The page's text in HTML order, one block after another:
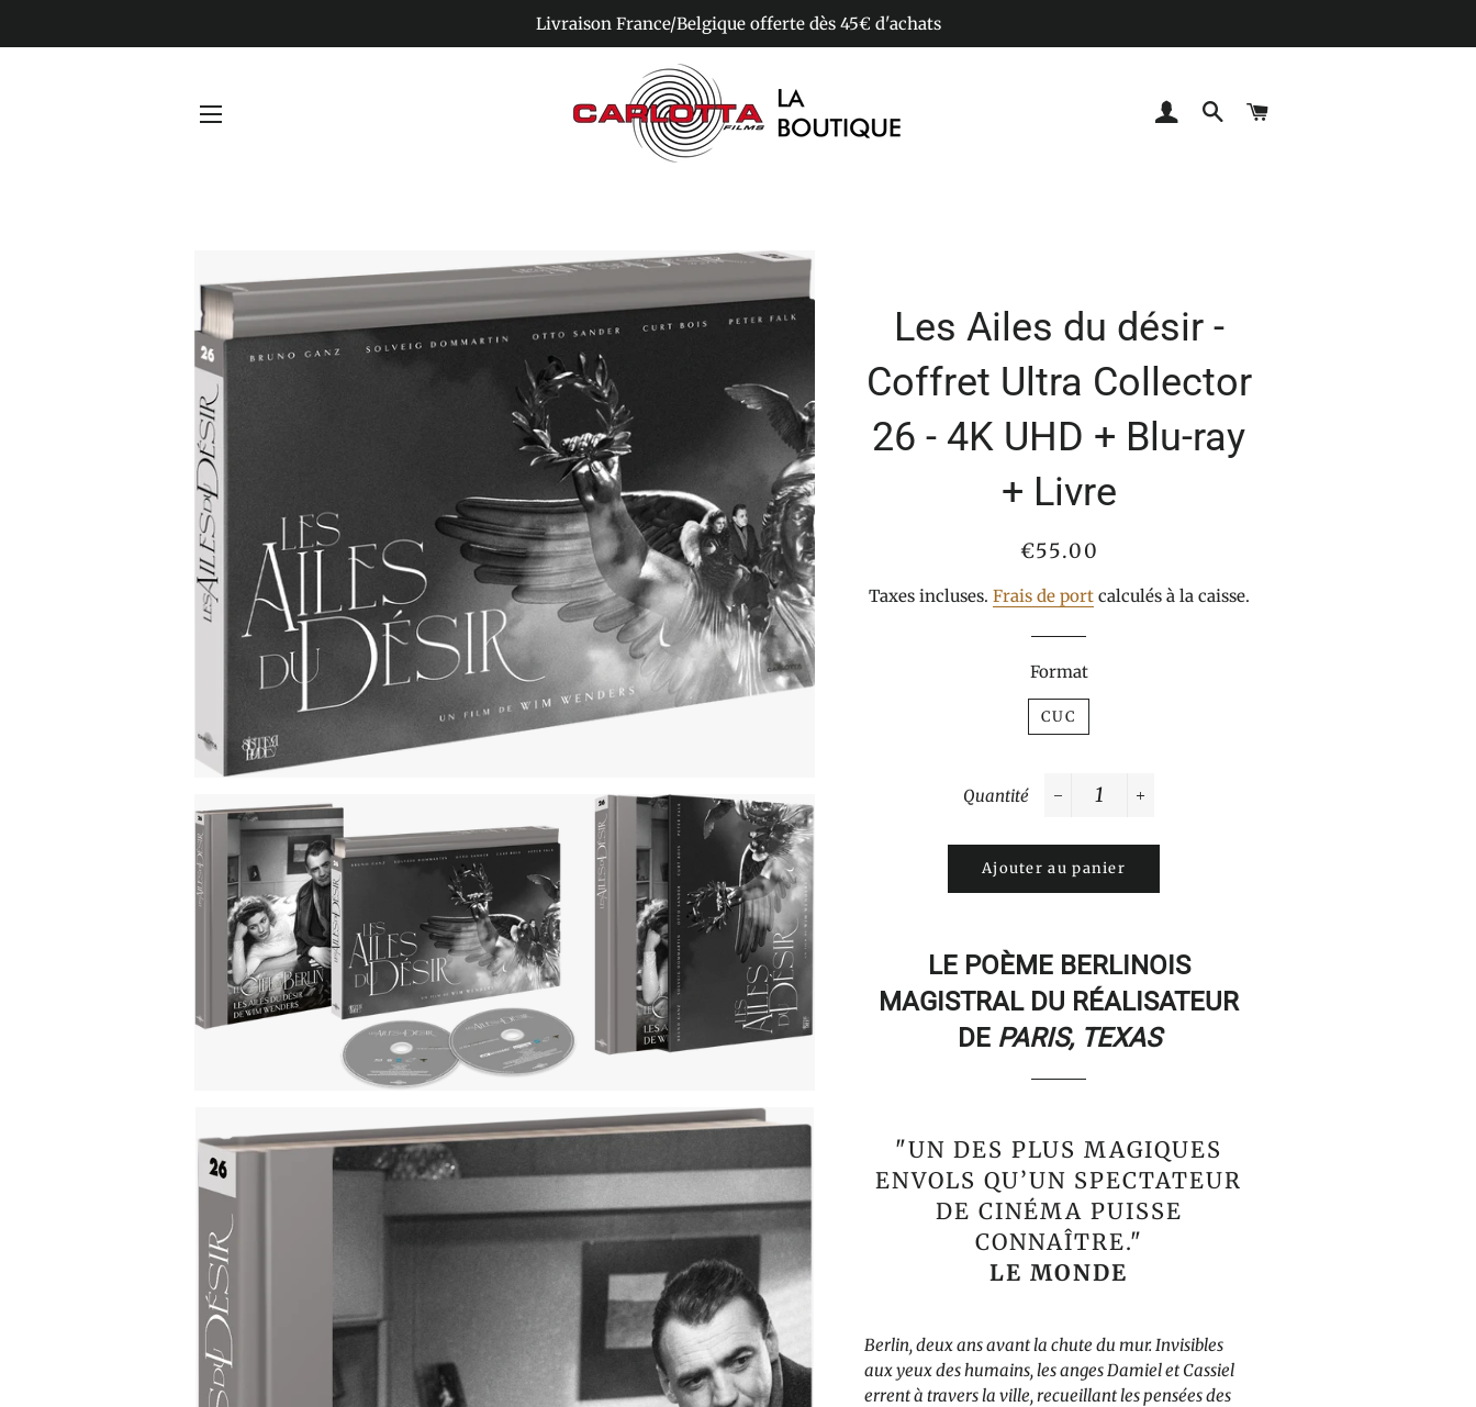
Livraison France/Belgique offerte dès 45€ d'achats
Se connecter
Rechercher
Les Ailes du désir -
Coffret Ultra Collector
26 - 4K UHD + Blu-ray
+ Livre
Prix
Prix
€55.00
Taxes incluses. Frais de portcalculés à la caisse.
Format
CUC
Quantité
Ajouter au panier
LE POÈME BERLINOIS
MAGISTRAL DU RÉALISATEUR
DE PARIS, TEXAS
"UN DES PLUS MAGIQUES
ENVOLS QU’UN SPECTATEUR
DE CINÉMA PUISSE
CONNAÎTRE."
LE MONDE
Berlin, deux ans avant la chute du mur. Invisibles
aux yeux des humains, les anges Damiel et Cassiel
errent à travers la ville, recueillant les pensées des